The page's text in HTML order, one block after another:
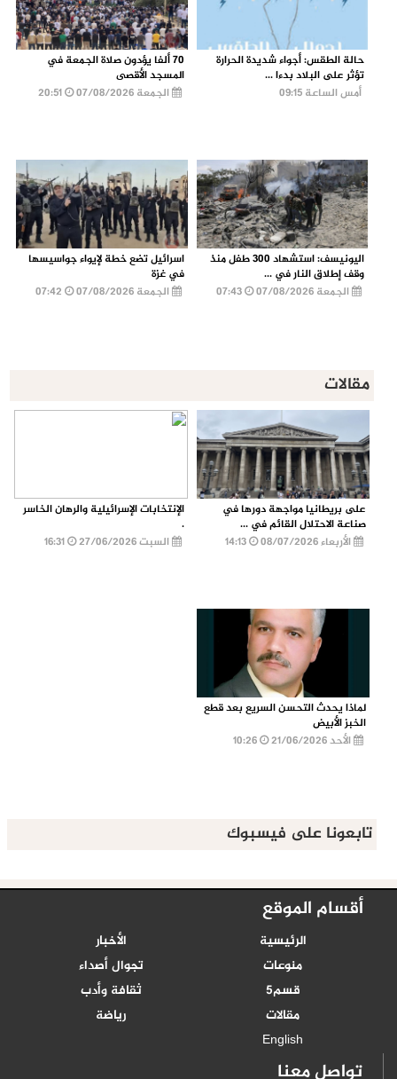
حالة الطقس: أجواء شديدة الحرارة
تؤثر على البلاد بدءا ...
أمس الساعة 09:15
70 ألفا يؤدون صلاة الجمعة في
المسجد الأقصى
الجمعة 07/08/2026
20:51
اليونيسف: استشهاد 300 طفل منذ
وقف إطلاق النار في ...
الجمعة 07/08/2026
اسرائيل تضع خطة لإيواء جواسيسها
في غزة
الجمعة 07/08/2026
مقالات
على بريطانيا مواجهة دورها في
صناعة الاحتلال القائم في ...
الأربعاء 08/07/2026
الإنتخابات الإسرائيلية والرهان الخاسر
.
السبت 27/06/2026
16:31
لماذا يحدث التحسن السريع بعد قطع
الخبز الأبيض
الأحد 21/06/2026
تابعونا على فيسبوك
أقسام الموقع
الرئيسية
الأخبار
منوعات
تجوال أصداء
قسم5
ثقافة وأدب
مقالات
رياضة
English
تواصل معنا